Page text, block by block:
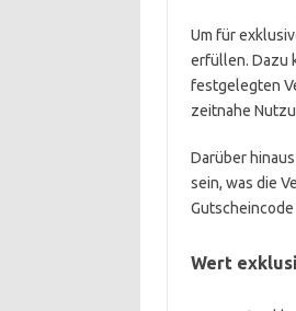
Um für
erfüllen. Dazu
festgelegten
zeitnahe
Darüber
sein, was die
Wert